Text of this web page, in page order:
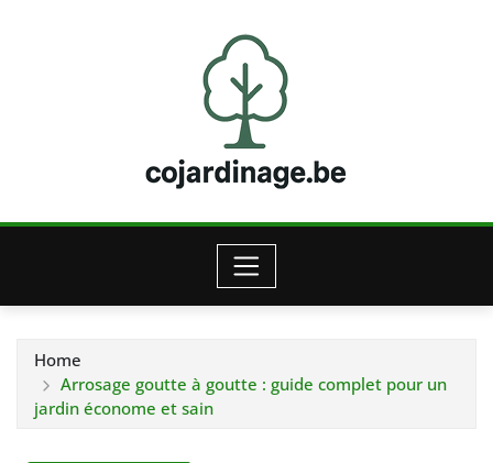
Home
Arrosage goutte à goutte : guide complet pour un
jardin économe et sain